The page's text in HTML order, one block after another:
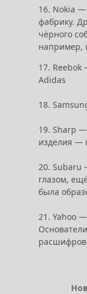
16. Nokia
фабрику.
чёрного
например,
17.
Adidas
18.
19. Sharp —
изделия —
20. Subaru
глазом,
была
21. Yahoo